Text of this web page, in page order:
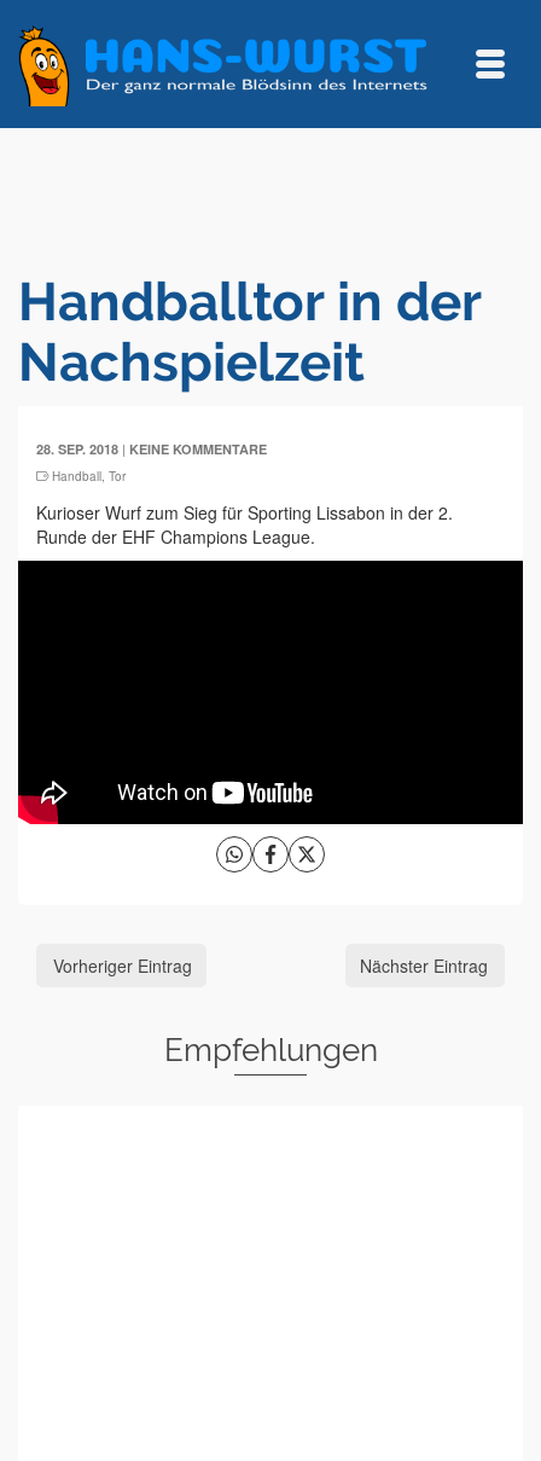
Handballtor in der
Nachspielzeit
28. SEP. 2018 | KEINE KOMMENTARE
Handball, Tor
Kurioser Wurf zum Sieg für Sporting Lissabon in der 2.
Runde der EHF Champions League.
Vorheriger Eintrag Nächster Eintrag
Empfehlungen